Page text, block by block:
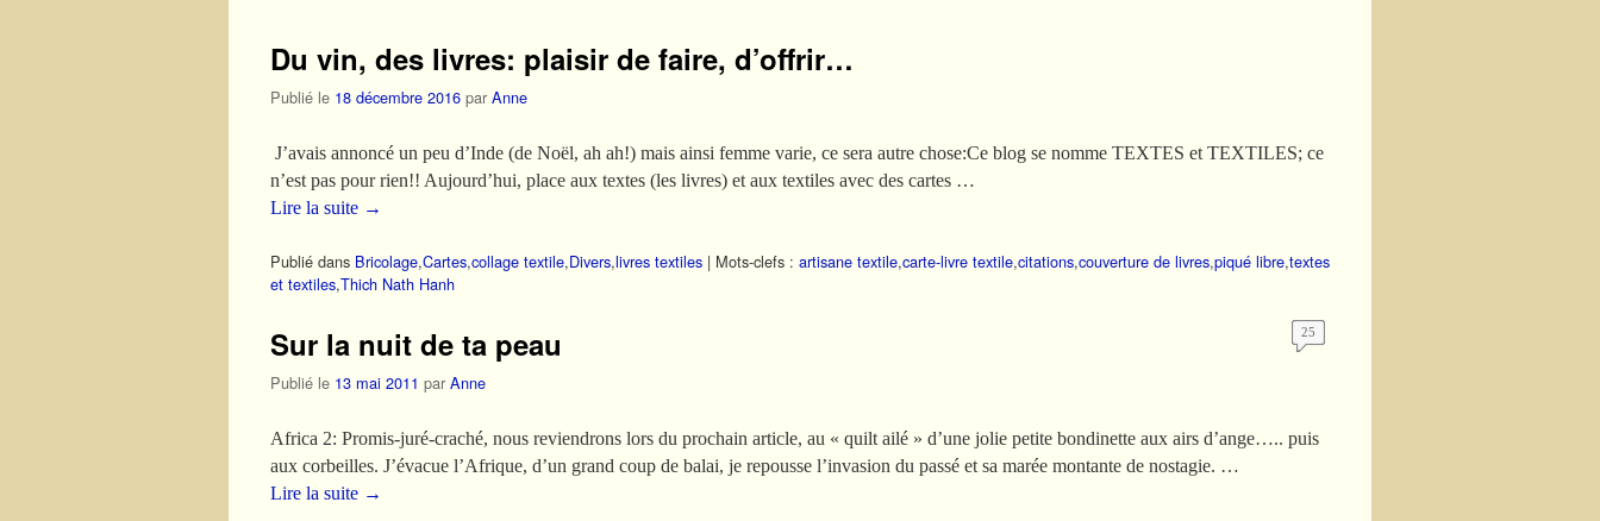
Du vin, des livres: plaisir de faire, d’offrir…
Publié le 18 décembre 2016 par Anne
J’avais annoncé un peu d’Inde (de Noël, ah ah!) mais ainsi femme varie, ce sera autre chose:Ce blog se nomme TEXTES et TEXTILES; ce
n’est pas pour rien!! Aujourd’hui, place aux textes (les livres) et aux textiles avec des cartes …
Lire la suite →
Publié dans Bricolage,Cartes,collage textile,Divers,livres textiles | Mots-clefs : artisane textile,carte-livre textile,citations,couverture de livres,piqué libre,textes
et textiles,Thich Nath Hanh
Sur la nuit de ta peau
Publié le 13 mai 2011 par Anne
25
Africa 2: Promis-juré-craché, nous reviendrons lors du prochain article, au « quilt ailé » d’une jolie petite bondinette aux airs d’ange….. puis
aux corbeilles. J’évacue l’Afrique, d’un grand coup de balai, je repousse l’invasion du passé et sa marée montante de nostagie. …
Lire la suite →